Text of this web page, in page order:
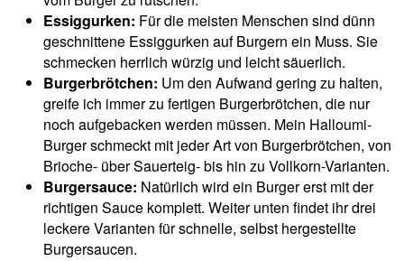
Essiggurken: Für die meisten Menschen sind dünn
geschnittene Essiggurken auf Burgern ein Muss. Sie
schmecken herrlich würzig und leicht säuerlich.
Burgerbrötchen: Um den Aufwand gering zu halten,
greife ich immer zu fertigen Burgerbrötchen, die nur
noch aufgebacken werden müssen. Mein Halloumi-
Burger schmeckt mit jeder Art von Burgerbrötchen, von
Brioche- über Sauerteig- bis hin zu Vollkorn-Varianten.
Burgersauce: Natürlich wird ein Burger erst mit der
richtigen Sauce komplett. Weiter unten findet ihr drei
leckere Varianten für schnelle, selbst hergestellte
Burgersaucen.